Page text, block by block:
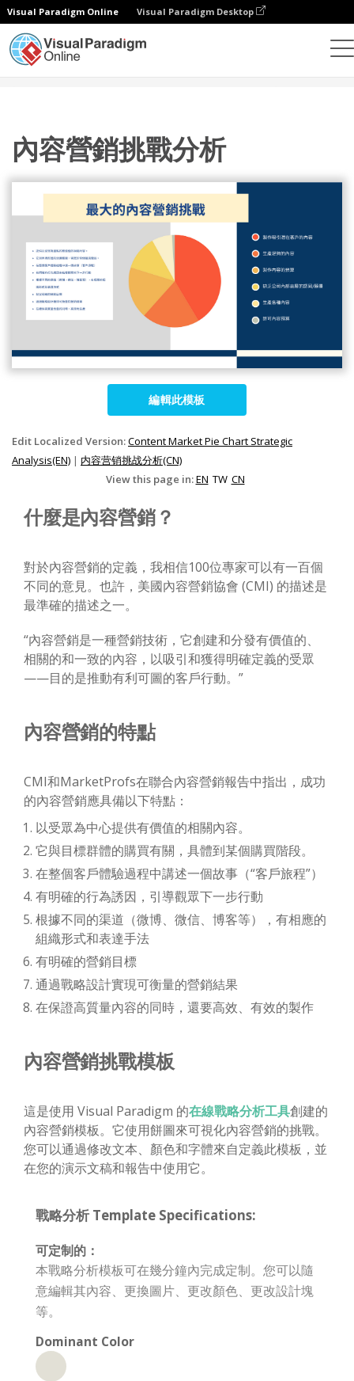
Visual Paradigm Online Visual Paradigm Desktop
內容營銷挑戰分析
編輯此模板
Edit Localized Version:Content Market Pie Chart Strategic
Analysis(EN) | 内容营销挑战分析(CN)
View this page in:EN TW CN
什麼是內容營銷？
對於內容營銷的定義，我相信100位專家可以有一百個
不同的意見。也許，美國內容營銷協會 (CMI) 的描述是
最準確的描述之一。
“內容營銷是一種營銷技術，它創建和分發有價值的、
相關的和一致的內容，以吸引和獲得明確定義的受眾
——目的是推動有利可圖的客戶行動。”
內容營銷的特點
CMI和MarketProfs在聯合內容營銷報告中指出，成功
的內容營銷應具備以下特點：
以受眾為中心提供有價值的相關內容。
它與目標群體的購買有關，具體到某個購買階段。
在整個客戶體驗過程中講述一個故事（“客戶旅程”）
有明確的行為誘因，引導觀眾下一步行動
根據不同的渠道（微博、微信、博客等），有相應的
組織形式和表達手法
有明確的營銷目標
通過戰略設計實現可衡量的營銷結果
在保證高質量內容的同時，還要高效、有效的製作
內容營銷挑戰模板
這是使用 Visual Paradigm 的在線戰略分析工具創建的
內容營銷模板。它使用餅圖來可視化內容營銷的挑戰。
您可以通過修改文本、顏色和字體來自定義此模板，並
在您的演示文稿和報告中使用它。
戰略分析 Template Specifications:
可定制的：
本戰略分析模板可在幾分鐘內完成定制。您可以隨
意編輯其內容、更換圖片、更改顏色、更改設計塊
等。
Dominant Color